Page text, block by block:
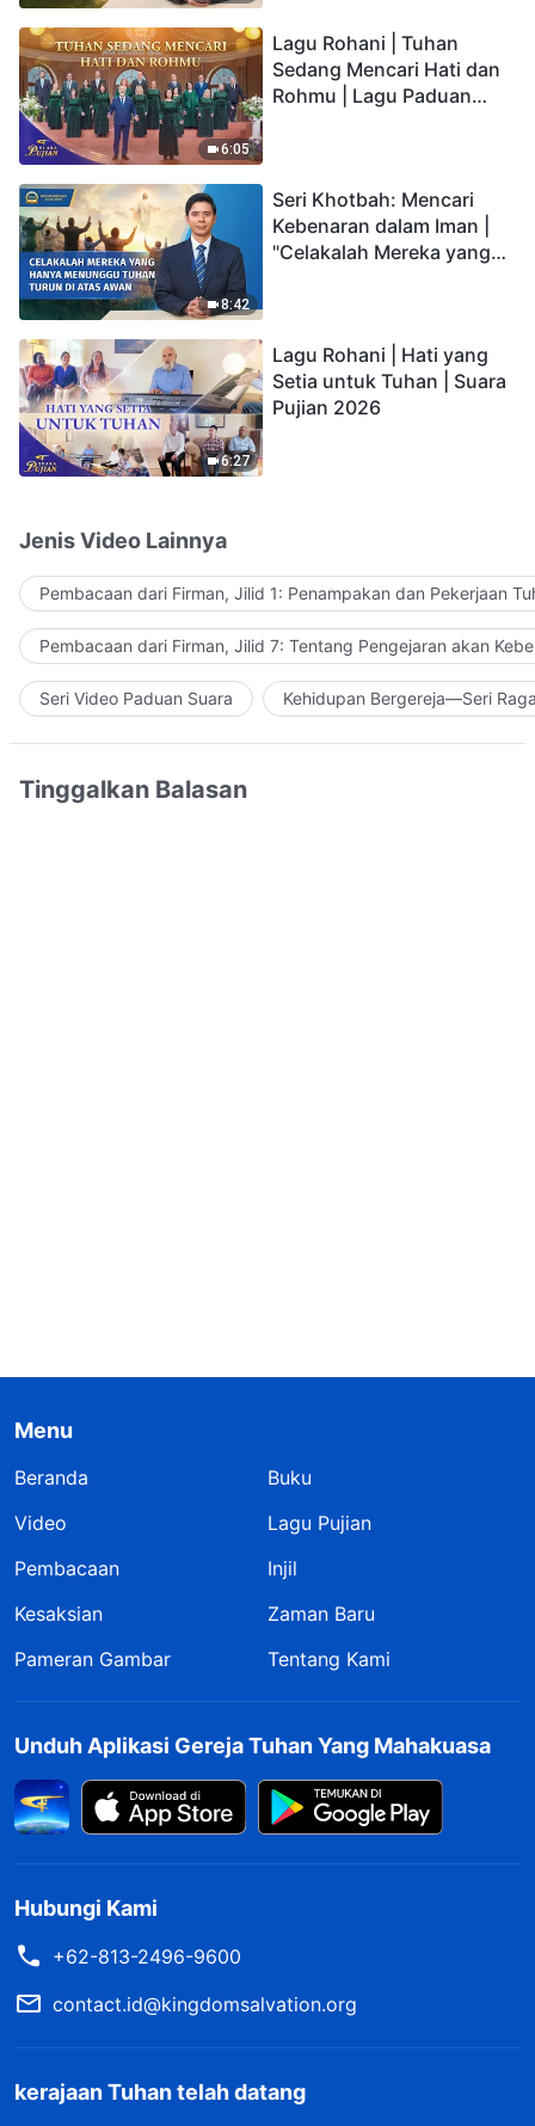
6:05
Lagu Rohani | Tuhan
Sedang Mencari Hati dan
Rohmu | Lagu Paduan
8:42
Seri Khotbah: Mencari
Kebenaran dalam Iman |
"Celakalah Mereka yang
6:27
Lagu Rohani | Hati yang
Setia untuk Tuhan | Suara
Pujian 2026
Jenis Video Lainnya
Pembacaan dari Firman, Jilid 1: Penampakan dan Pekerjaan
Pembacaan dari Firman, Jilid 7: Tentang Pengejaran akan
Seri Video Paduan Suara Kehidupan Bergereja—Seri
Tinggalkan Balasan
Menu
Beranda
Buku
Video
Lagu Pujian
Pembacaan
Injil
Kesaksian
Zaman Baru
Pameran Gambar
Tentang Kami
Unduh Aplikasi Gereja Tuhan Yang Mahakuasa
Hubungi Kami
+62-813-2496-9600
contact.id@kingdomsalvation.org
kerajaan Tuhan telah datang